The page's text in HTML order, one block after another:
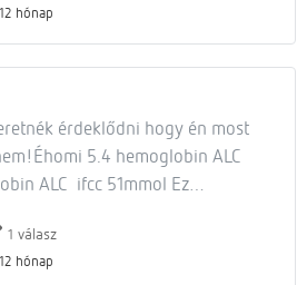
hónap
érdeklődni hogy én most
5.4 hemoglobin ALC
ALC ifcc 51mmol Ez…
1 válasz
hónap